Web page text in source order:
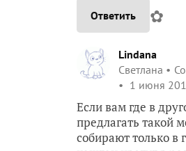
Ответить ✿
Lindana
Светлана
1 июня
Если вам где в
предлагать такой
собирают только в